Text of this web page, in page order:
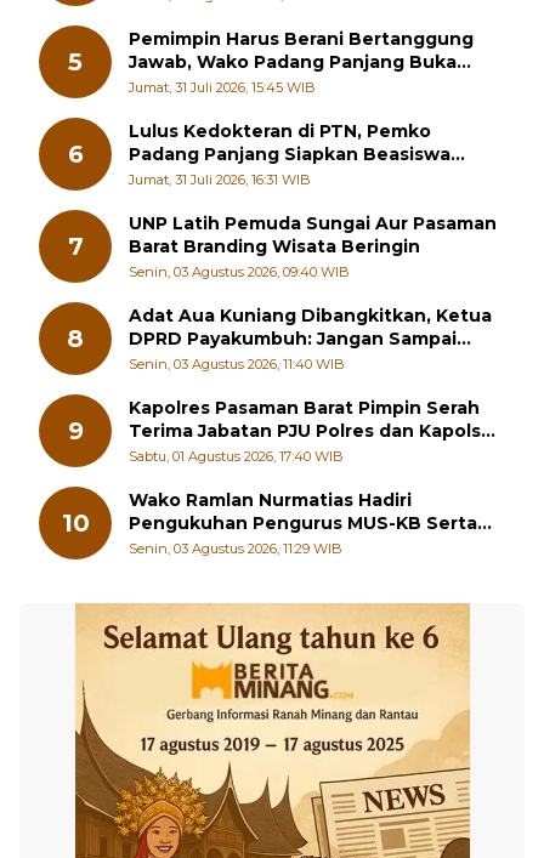
5
Pemimpin Harus Berani Bertanggung
Jawab, Wako Padang Panjang Buka
Pelatihan Kepemimpinan Pelajar
Jumat, 31 Juli 2026, 15:45 WIB
6
Lulus Kedokteran di PTN, Pemko
Padang Panjang Siapkan Beasiswa
Penuh
Jumat, 31 Juli 2026, 16:31 WIB
7
UNP Latih Pemuda Sungai Aur Pasaman
Barat Branding Wisata Beringin
Senin, 03 Agustus 2026, 09:40 WIB
8
Adat Aua Kuniang Dibangkitkan, Ketua
DPRD Payakumbuh: Jangan Sampai
Generasi Muda Hilang Jati Diri
Senin, 03 Agustus 2026, 11:40 WIB
9
Kapolres Pasaman Barat Pimpin Serah
Terima Jabatan PJU Polres dan Kapolsek
Sungai Beremas
Sabtu, 01 Agustus 2026, 17:40 WIB
10
Wako Ramlan Nurmatias Hadiri
Pengukuhan Pengurus MUS-KB Serta
LMKB Periode 2026-2031,
Senin, 03 Agustus 2026, 11:29 WIB